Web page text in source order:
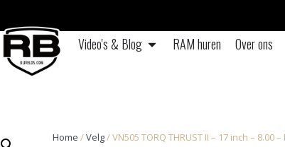
Video's & Blog RAM huren Over ons
Home /Velg/ VN505 TORQ THRUST II – 17 inch – 8.00